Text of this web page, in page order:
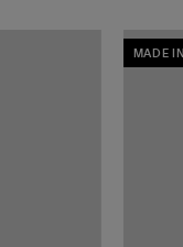
MADE